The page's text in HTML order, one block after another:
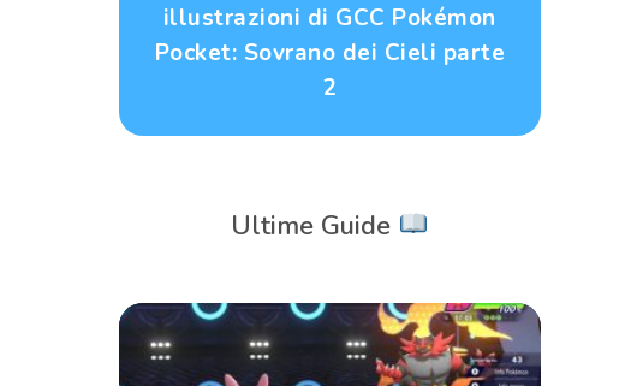
illustrazioni di GCC Pokémon
Pocket: Sovrano dei Cieli parte
2
Ultime Guide